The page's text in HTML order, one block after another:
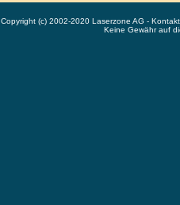
Copyright (c) 2002-2020 Laserzone AG -
Keine Gewähr auf